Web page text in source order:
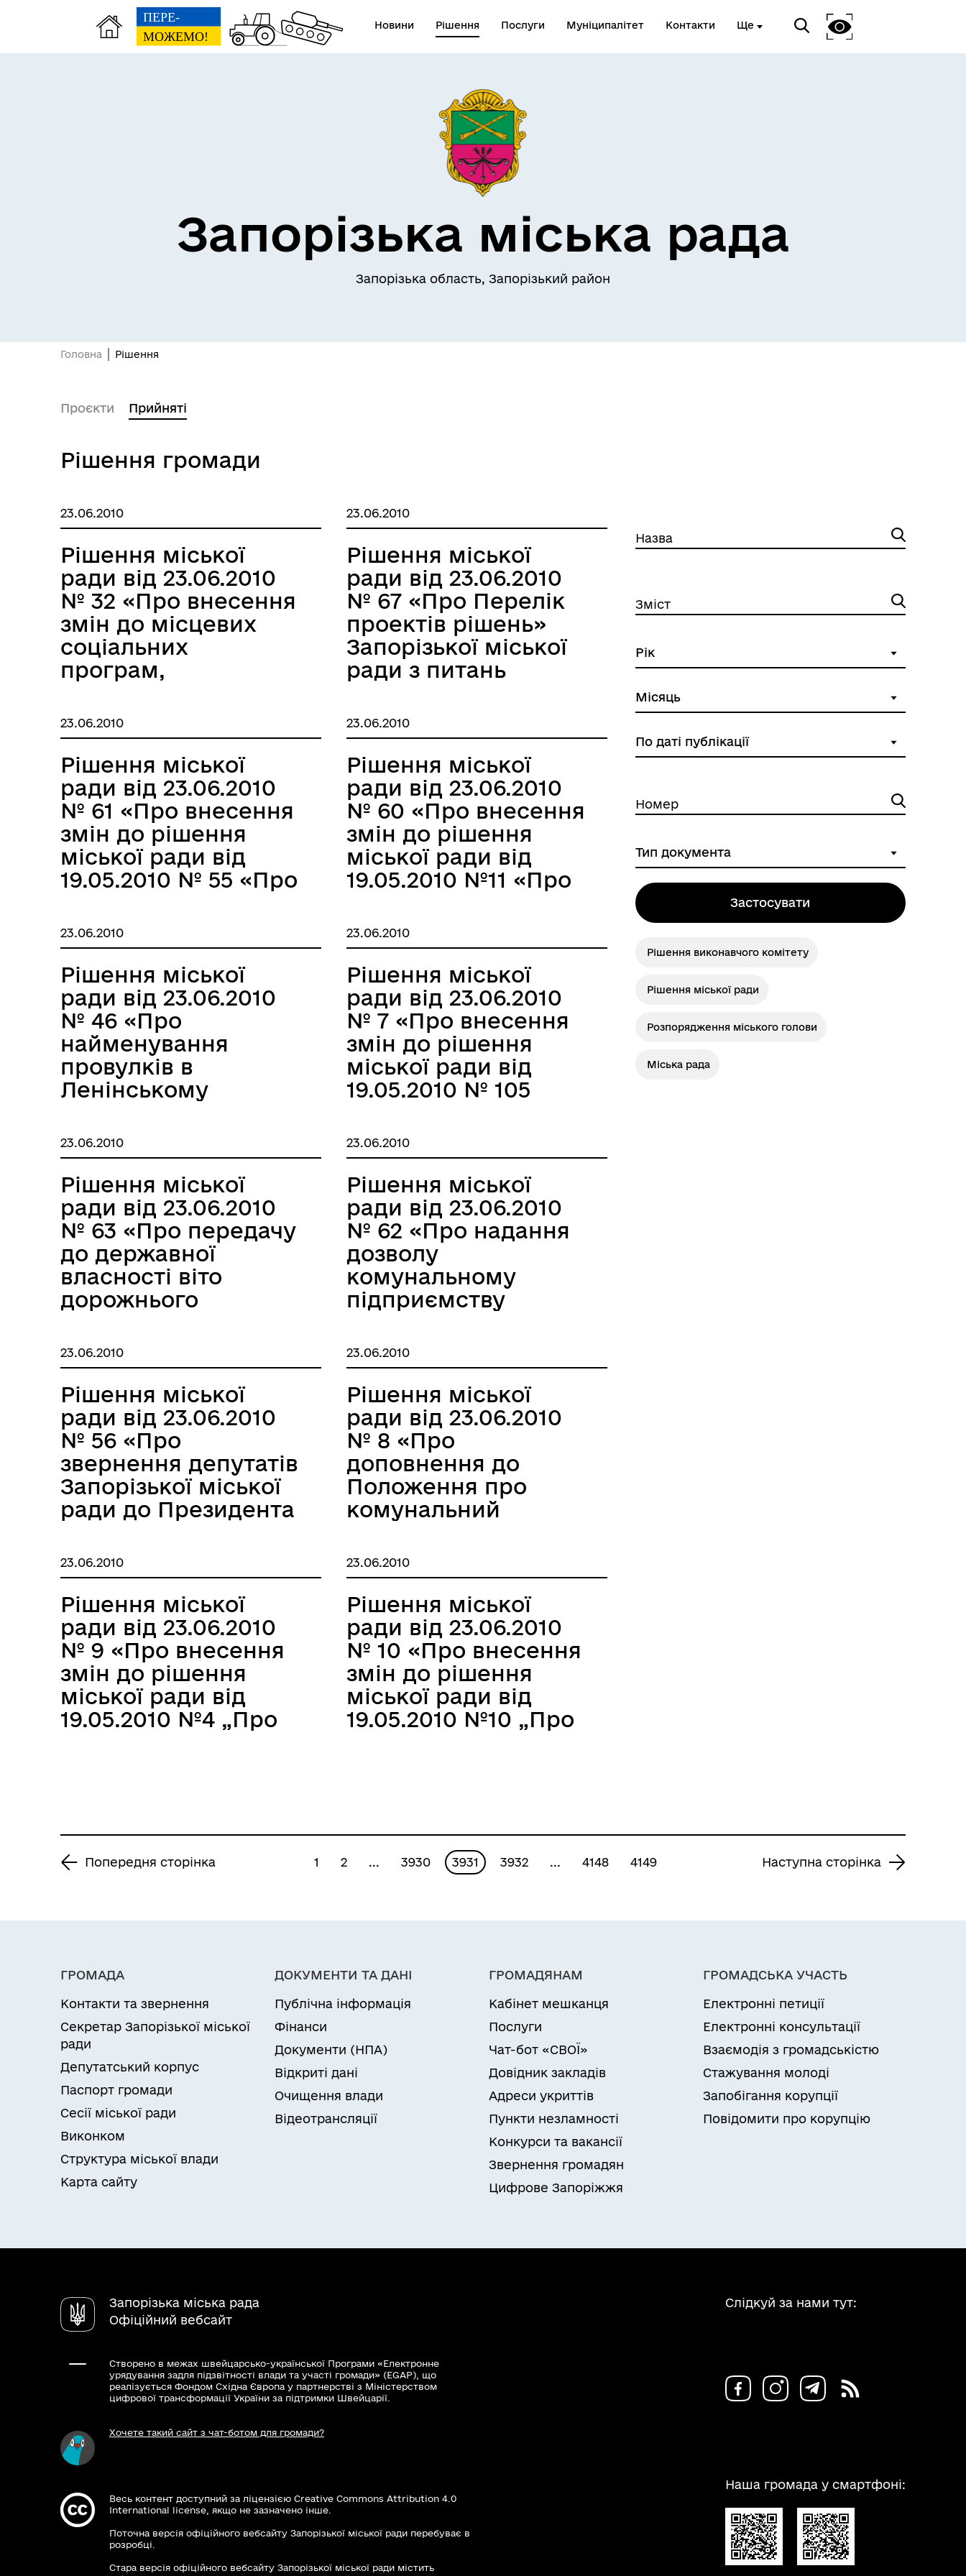
Новини Рішення Послуги Муніципалітет Контакти Ще
БЮДЖЕТ
МІСТОБУДУВАННЯ
Я - ВЕТЕРАН
ГУМАНІТАРНА СФЕРА
ПРО МІСТО
КУЛЬТУРА
ТУРИСТИЧНИЙ ПОРТАЛ
Стара версія сайту
Запорізька міська рада
Запорізька область, Запорізький район
Головна Рішення
Проєкти Прийняті
Рішення громади
23.06.2010
Рішення міської
ради від 23.06.2010
№ 32 «Про внесення
змін до місцевих
соціальних
програм,
рішенням
Запорізької міської
ради від 19.05.2010
№44 «Про
затвердження
місцевих
соціальних
програм»»
23.06.2010
Рішення міської
ради від 23.06.2010
№ 67 «Про Перелік
проектів рішень»
Запорізької міської
ради з питань
землевпорядної
документації у
відповідності до
вимог рішень сесії
Запорізької міської
ради від 24.12.2008
№ 56 та рішення
міської ради від
23.06.2010
Рішення міської
ради від 23.06.2010
№ 61 «Про внесення
змін до рішення
міської ради від
19.05.2010 № 55 «Про
Програми земельної
реформи у місті
Запоріжжі на 2010-
2012 роки»»
23.06.2010
Рішення міської
ради від 23.06.2010
№ 60 «Про внесення
змін до рішення
міської ради від
19.05.2010 №11 «Про
бюджетних програм
на 2010-2012 роки»»
23.06.2010
Рішення міської
ради від 23.06.2010
№ 46 «Про
найменування
провулків в
Ленінському
23.06.2010
Рішення міської
ради від 23.06.2010
№ 7 «Про внесення
змін до рішення
міської ради від
19.05.2010 № 105
Програми
«Покрівля 2010
року»»
23.06.2010
Рішення міської
ради від 23.06.2010
№ 63 «Про передачу
до державної
власності віто
дорожнього
спорудах греблі
ДніпроГЕС у м.
Запоріжжі»
23.06.2010
Рішення міської
ради від 23.06.2010
№ 62 «Про надання
дозволу
комунальному
підприємству
лінійне управління
автомобільних
шляхів» на
отримання
кредитної лінії під
заставу»
23.06.2010
Рішення міської
ради від 23.06.2010
№ 56 «Про
звернення депутатів
Запорізької міської
ради до Президента
Ради України,
Кабінету Міністрів
України щодо
кризової ситуації з
використанням
коштів місцевих
фондів охорони
навколишнього
23.06.2010
Рішення міської
ради від 23.06.2010
№ 8 «Про
доповнення до
Положення про
комунальний
23.06.2010
Рішення міської
ради від 23.06.2010
№ 9 «Про внесення
змін до рішення
міської ради від
19.05.2010 №4 „Про
розвитку міста
Запоріжжя на 2010
23.06.2010
Рішення міської
ради від 23.06.2010
№ 10 «Про внесення
змін до рішення
міської ради від
19.05.2010 №10 „Про
розвитку міста
Запоріжжя на 2010-
2014 роки"»
Назва
Зміст
Номер
Застосувати
Рішення виконавчого комітету
Рішення міської ради
Розпорядження міського голови
Міська рада
Попередня сторінка 1 2 ... 3930 3931 3932 ... 4148 4149 Наступна сторінка
ГРОМАДА
Контакти та звернення
Секретар Запорізької міської
ради
Депутатський корпус
Паспорт громади
Сесії міської ради
Виконком
Структура міської влади
Карта сайту
ДОКУМЕНТИ ТА ДАНІ
Публічна інформація
Фінанси
Документи (НПА)
Відкриті дані
Очищення влади
Відеотрансляції
ГРОМАДЯНАМ
Кабінет мешканця
Послуги
Чат-бот «СВОЇ»
Довідник закладів
Адреси укриттів
Пункти незламності
Конкурси та вакансії
Звернення громадян
Цифрове Запоріжжя
ГРОМАДСЬКА УЧАСТЬ
Електронні петиції
Електронні консультації
Взаємодія з громадськістю
Стажування молоді
Запобігання корупції
Повідомити про корупцію
Запорізька міська рада
Офіційний вебсайт
Створено в межах швейцарсько-української Програми «Електронне
урядування задля підзвітності влади та участі громади» (EGAP), що
реалізується Фондом Східна Європа у партнерстві з Міністерством
цифрової трансформації України за підтримки Швейцарії.
Хочете такий сайт з чат-ботом для громади?
Весь контент доступний за ліцензією Creative Commons Attribution 4.0
International license, якщо не зазначено інше.
Поточна версія офіційного вебсайту Запорізької міської ради перебуває в
розробці.
Стара версія офіційного вебсайту Запорізької міської ради містить
Слідкуй за нами тут:
Наша громада у смартфоні: